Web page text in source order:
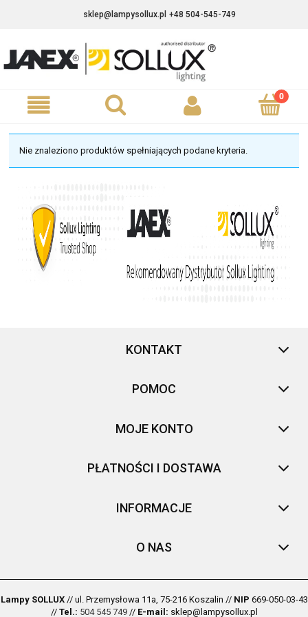
sklep@lampysollux.pl +48 504-545-749
Nie znaleziono produktów spełniających podane kryteria.
KONTAKT
POMOC
MOJE KONTO
PŁATNOŚCI I DOSTAWA
INFORMACJE
O NAS
Lampy SOLLUX// ul. Przemysłowa 11a, 75-216 Koszalin // NIP 669-050-03-43
// Tel.: 504 545 749// E-mail: sklep@lampysollux.pl